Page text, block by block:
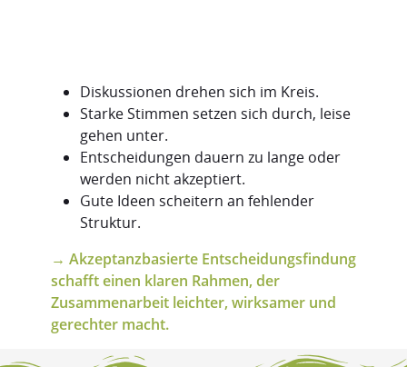
Diskussionen drehen sich im Kreis.
Starke Stimmen setzen sich durch, leise
gehen unter.
Entscheidungen dauern zu lange oder
werden nicht akzeptiert.
Gute Ideen scheitern an fehlender
Struktur.
→ Akzeptanzbasierte Entscheidungsfindung
schafft einen klaren Rahmen, der
Zusammenarbeit leichter, wirksamer und
gerechter macht.